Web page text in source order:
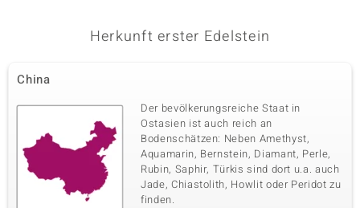
Herkunft erster Edelstein
China
Der bevölkerungsreiche Staat in
Ostasien ist auch reich an
Bodenschätzen: Neben Amethyst,
Aquamarin, Bernstein, Diamant, Perle,
Rubin, Saphir, Türkis sind dort u.a. auch
Jade, Chiastolith, Howlit oder Peridot zu
finden.